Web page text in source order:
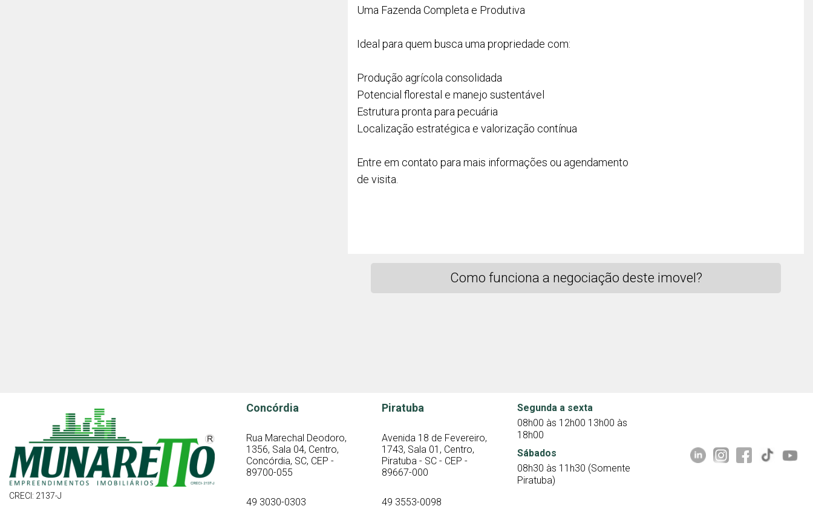
Uma Fazenda Completa e Produtiva
Ideal para quem busca uma propriedade com:
Produção agrícola consolidada
Potencial florestal e manejo sustentável
Estrutura pronta para pecuária
Localização estratégica e valorização contínua
Entre em contato para mais informações ou agendamento
de visita.
Como funciona a negociação deste imovel?
CRECI: 2137-J
Concórdia
Rua Marechal Deodoro,
1356, Sala 04, Centro,
Concórdia, SC, CEP -
89700-055
49 3030-0303
Piratuba
Avenida 18 de Fevereiro,
1743, Sala 01, Centro,
Piratuba - SC - CEP -
89667-000
49 3553-0098
Segunda a sexta
08h00 às 12h00 13h00 às
18h00
Sábados
08h30 às 11h30 (Somente
Piratuba)